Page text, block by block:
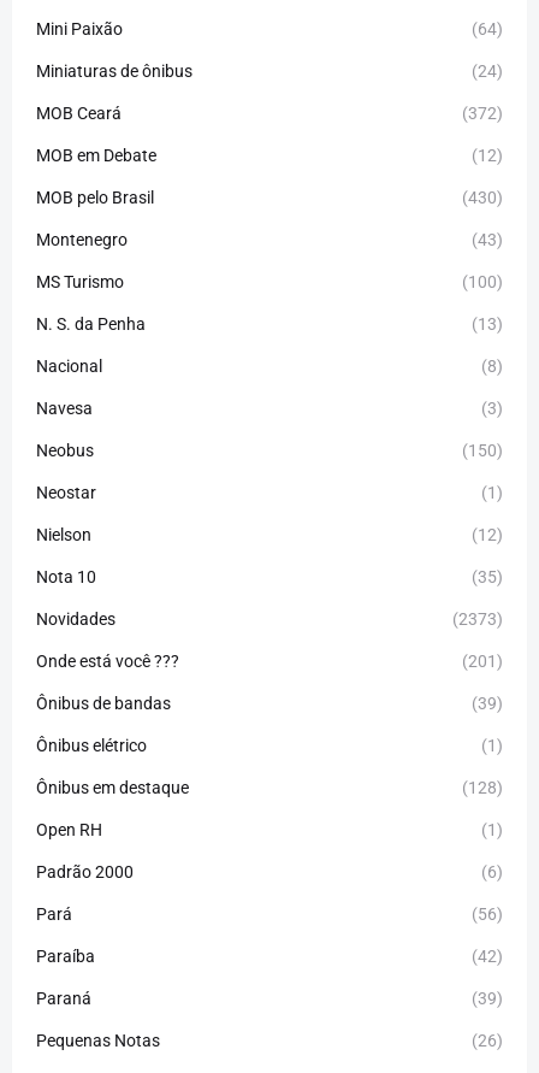
Mini Paixão (64)
Miniaturas de ônibus (24)
MOB Ceará (372)
MOB em Debate (12)
MOB pelo Brasil (430)
Montenegro (43)
MS Turismo (100)
N. S. da Penha (13)
Nacional (8)
Navesa (3)
Neobus (150)
Neostar (1)
Nielson (12)
Nota 10 (35)
Novidades (2373)
Onde está você ??? (201)
Ônibus de bandas (39)
Ônibus elétrico (1)
Ônibus em destaque (128)
Open RH (1)
Padrão 2000 (6)
Pará (56)
Paraíba (42)
Paraná (39)
Pequenas Notas (26)